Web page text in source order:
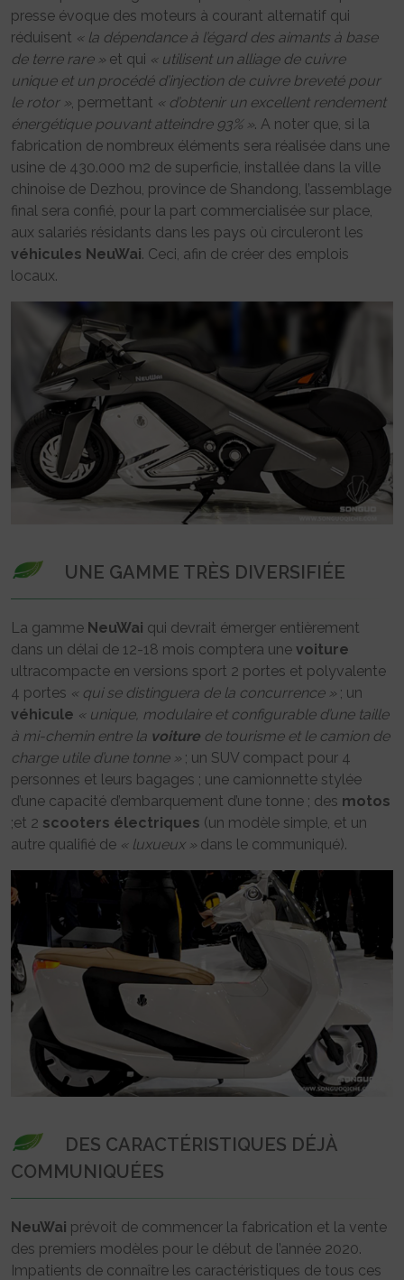
presse évoque des moteurs à courant alternatif qui
réduisent « la dépendance à l’égard des aimants à base
de terre rare » et qui « utilisent un alliage de cuivre
unique et un procédé d’injection de cuivre breveté pour
le rotor », permettant « d’obtenir un excellent rendement
énergétique pouvant atteindre 93% ». A noter que, si la
fabrication de nombreux éléments sera réalisée dans une
usine de 430.000 m2 de superficie, installée dans la ville
chinoise de Dezhou, province de Shandong, l’assemblage
final sera confié, pour la part commercialisée sur place,
aux salariés résidants dans les pays où circuleront les
véhicules NeuWai. Ceci, afin de créer des emplois
locaux.
UNE GAMME TRÈS DIVERSIFIÉE
La gamme NeuWai qui devrait émerger entièrement
dans un délai de 12-18 mois comptera une voiture
ultracompacte en versions sport 2 portes et polyvalente
4 portes « qui se distinguera de la concurrence » ; un
véhicule « unique, modulaire et configurable d’une taille
à mi-chemin entre la voiture de tourisme et le camion de
charge utile d’une tonne » ; un SUV compact pour 4
personnes et leurs bagages ; une camionnette stylée
d’une capacité d’embarquement d’une tonne ; des motos
;et 2 scooters électriques (un modèle simple, et un
autre qualifié de « luxueux » dans le communiqué).
DES CARACTÉRISTIQUES DÉJÀ
COMMUNIQUÉES
NeuWai prévoit de commencer la fabrication et la vente
des premiers modèles pour le début de l’année 2020.
Impatients de connaître les caractéristiques de tous ces